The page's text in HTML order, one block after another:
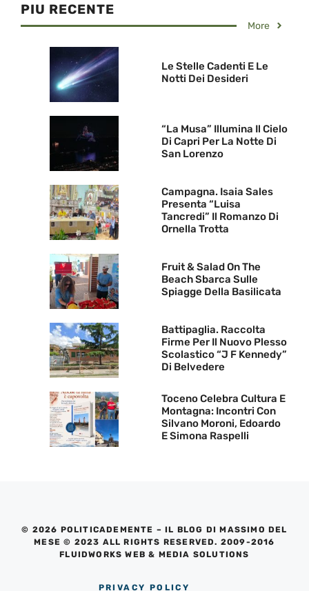
PIU RECENTE
More
Le Stelle Cadenti E Le
Notti Dei Desideri
“La Musa” Illumina Il Cielo
Di Capri Per La Notte Di
San Lorenzo
Campagna. Isaia Sales
Presenta “Luisa
Tancredi” Il Romanzo Di
Ornella Trotta
Fruit & Salad On The
Beach Sbarca Sulle
Spiagge Della Basilicata
Battipaglia. Raccolta
Firme Per Il Nuovo Plesso
Scolastico “J F Kennedy”
Di Belvedere
Toceno Celebra Cultura E
Montagna: Incontri Con
Silvano Moroni, Edoardo
E Simona Raspelli
© 2026 POLITICADEMENTE – IL BLOG DI MASSIMO DEL
MESE © 2023 ALL RIGHTS RESERVED. 2009-2016
FLUIDWORKS WEB & MEDIA SOLUTIONS
PRIVACY POLICY